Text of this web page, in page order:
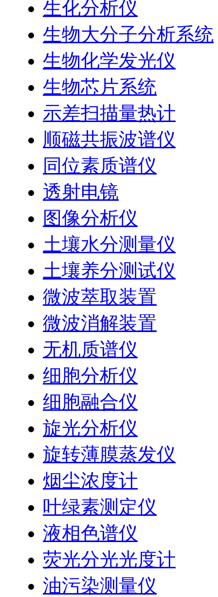
生化分析仪
生物大分子分析系统
生物化学发光仪
生物芯片系统
示差扫描量热计
顺磁共振波谱仪
同位素质谱仪
透射电镜
图像分析仪
土壤水分测量仪
土壤养分测试仪
微波萃取装置
微波消解装置
无机质谱仪
细胞分析仪
细胞融合仪
旋光分析仪
旋转薄膜蒸发仪
烟尘浓度计
叶绿素测定仪
液相色谱仪
荧光分光光度计
油污染测量仪